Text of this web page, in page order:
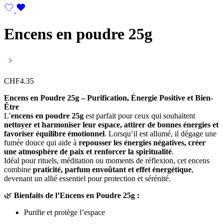
Encens en poudre 25g
CHF4.35
Encens en Poudre 25g – Purification, Énergie Positive et Bien-
Être
L’encens en poudre 25g est parfait pour ceux qui souhaitent
nettoyer et harmoniser leur espace, attirer de bonnes énergies et
favoriser équilibre émotionnel. Lorsqu’il est allumé, il dégage une
fumée douce qui aide à repousser les énergies négatives, créer
une atmosphère de paix et renforcer la spiritualité.
Idéal pour rituels, méditation ou moments de réflexion, cet encens
combine praticité, parfum envoûtant et effet énergétique,
devenant un allié essentiel pour protection et sérénité.
🌿 Bienfaits de l’Encens en Poudre 25g :
Purifie et protège l’espace